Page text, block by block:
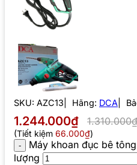
SKU: AZC13 Hãng: DCA
1.244.000₫ 1.310.000₫
(Tiết kiệm 66.000₫)
Máy khoan đục bê
lượng